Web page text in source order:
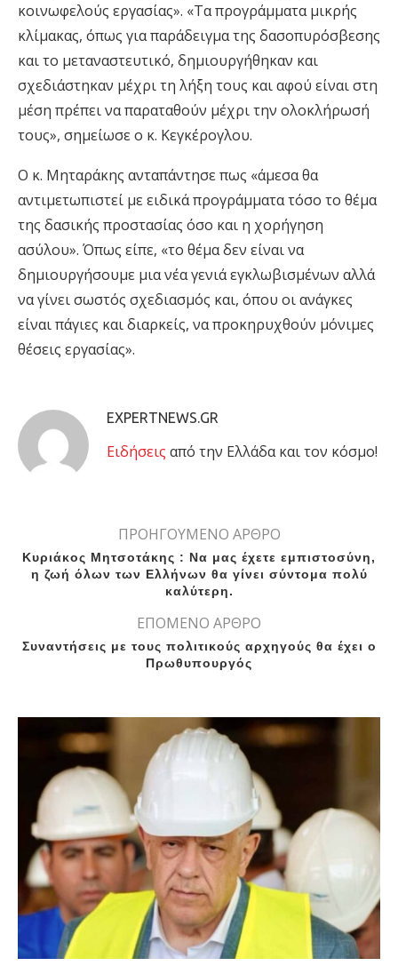
κοινωφελούς εργασίας». «Τα προγράμματα μικρής
κλίμακας, όπως για παράδειγμα της δασοπυρόσβεσης
και το μεταναστευτικό, δημιουργήθηκαν και
σχεδιάστηκαν μέχρι τη λήξη τους και αφού είναι στη
μέση πρέπει να παραταθούν μέχρι την ολοκλήρωσή
τους», σημείωσε ο κ. Κεγκέρογλου.
Ο κ. Μηταράκης ανταπάντησε πως «άμεσα θα
αντιμετωπιστεί με ειδικά προγράμματα τόσο το θέμα
της δασικής προστασίας όσο και η χορήγηση
ασύλου». Όπως είπε, «το θέμα δεν είναι να
δημιουργήσουμε μια νέα γενιά εγκλωβισμένων αλλά
να γίνει σωστός σχεδιασμός και, όπου οι ανάγκες
είναι πάγιες και διαρκείς, να προκηρυχθούν μόνιμες
θέσεις εργασίας».
EXPERTNEWS.GR
Eιδήσεις από την Ελλάδα και τον κόσμο!
ΠΡΟΗΓΟΥΜΕΝΟ ΑΡΘΡΟ
Κυριάκος Μητσοτάκης : Να μας έχετε εμπιστοσύνη,
η ζωή όλων των Ελλήνων θα γίνει σύντομα πολύ
καλύτερη.
ΕΠΟΜΕΝΟ ΑΡΘΡΟ
Συναντήσεις με τους πολιτικούς αρχηγούς θα έχει ο
Πρωθυπουργός